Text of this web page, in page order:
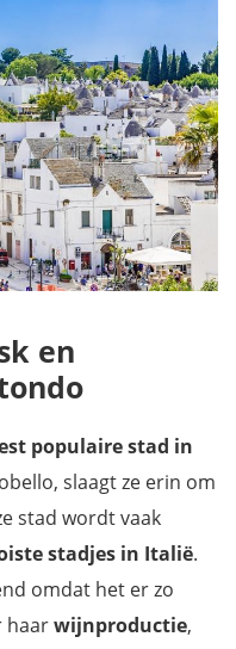
en
populaire stad in
slaagt ze erin om
stad wordt vaak
stadjes in Italië.
omdat het er zo
haarwijnproductie,